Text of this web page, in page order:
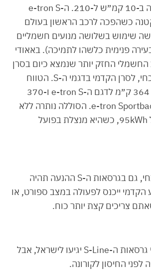
המקסימלית עלתה ב-10 קמ״ש ל-210. ה-e-tron S
כשהפכה לרכב הראשון בעולם
שימוש בשלושה מנועים חשמליים
פנימית כלשהו לתמיכה). באאודי
החשמלי החזק יותר שנמצא כיום בסרן
האחורי בדגם הנוכחי, לסרן הקדמי בדגמי ה-S. הטווח
המוצהר עומד על 364 ק״מ לדגם ה-e-tron S ו-370
ק״מ לדגם ה-e-tron Sportback S. הסוללה נותרה ללא
שינוי, בעוצמה של 95kWh, כשהיא מנצלת בפועל
בדומה לדגם הנוכחי, גם בגרסאות ה-S ההנעה תהיה
הקדמי ייכנס לפעולה במצב ספורט, או
צריכים קצת יותר כוח.
עדיין לא ברור מתי גרסאות ה-S-Line יגיעו לישראל, אבל
לפני החיסון לקורונה.